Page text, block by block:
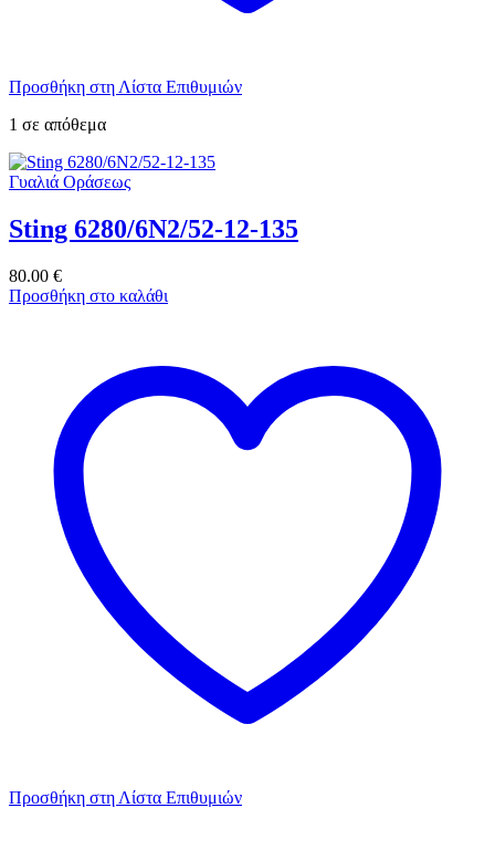
Προσθήκη στη Λίστα Επιθυμιών
1 σε απόθεμα
Γυαλιά Οράσεως
Sting 6280/6N2/52-12-135
80.00 €
Προσθήκη στο καλάθι
Προσθήκη στη Λίστα Επιθυμιών